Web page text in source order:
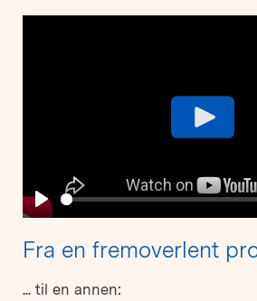
Play
Play
Fra en fremoverlent
... til en annen: